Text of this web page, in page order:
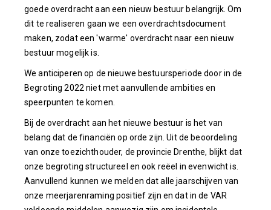
goede overdracht aan een nieuw bestuur belangrijk. Om
dit te realiseren gaan we een overdrachtsdocument
maken, zodat een 'warme' overdracht naar een nieuw
bestuur mogelijk is.
We anticiperen op de nieuwe bestuursperiode door in de
Begroting 2022 niet met aanvullende ambities en
speerpunten te komen.
Bij de overdracht aan het nieuwe bestuur is het van
belang dat de financiën op orde zijn. Uit de beoordeling
van onze toezichthouder, de provincie Drenthe, blijkt dat
onze begroting structureel en ook reëel in evenwicht is.
Aanvullend kunnen we melden dat alle jaarschijven van
onze meerjarenraming positief zijn en dat in de VAR